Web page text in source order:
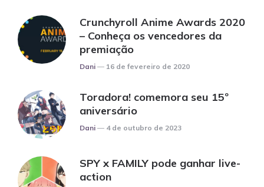
Crunchyroll Anime Awards 2020
– Conheça os vencedores da
premiação
Posted
Dani 16 de fevereiro de 2020
Toradora! comemora seu 15º
aniversário
Posted
Dani 4 de outubro de 2023
SPY x FAMILY pode ganhar live-
action